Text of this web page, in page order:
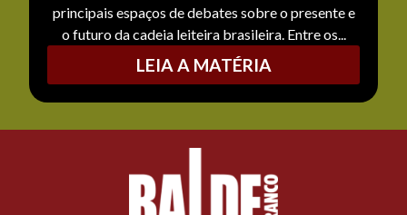
principais espaços de debates sobre o presente e
o futuro da cadeia leiteira brasileira. Entre os...
LEIA A MATÉRIA